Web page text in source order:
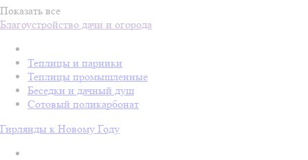
Показать все
Благоустройство дачи и огорода
Теплицы и парники
Теплицы промышленные
Беседки и дачный душ
Сотовый поликарбонат
Гирлянды к Новому Году